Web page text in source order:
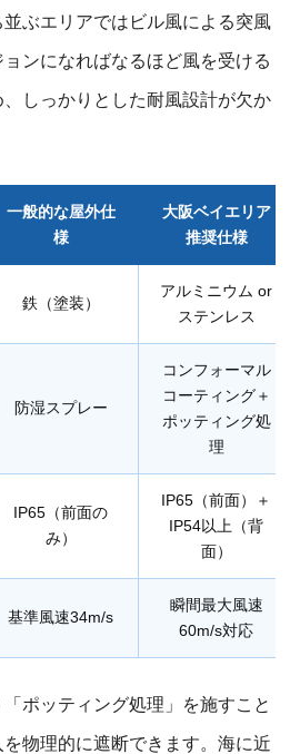
ぶエリアではビル風による突風
ンになればなるほど風を受ける
しっかりとした耐風設計が欠か
一般的な屋外仕
様
大阪ベイエリア
推奨仕様
鉄（塗装）
アルミニウム or
ステンレス
防湿スプレー
コンフォーマル
コーティング＋
ポッティング処
理
IP65（前面の
み）
IP65（前面）＋
IP54以上（背
面）
基準風速34m/s
瞬間最大風速
60m/s対応
ポッティング処理」を施すこと
物理的に遮断できます。海に近